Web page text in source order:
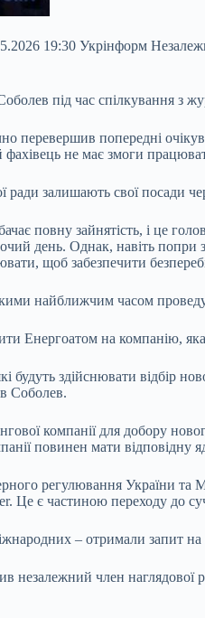
19:30 Укрінформ
під час спілкування з
перевершив попередні
не має змоги
залишають свої посади
повну зайнятість, і це
день. Однак, навіть попри
щоб забезпечити
найближчим часом
Енергоатом на компанію, яка
здійснювати відбір
Соболев.
компанії для добору
повинен мати відповідну
регулювання України та
є частиною переходу до
– отримали запит
незалежний член